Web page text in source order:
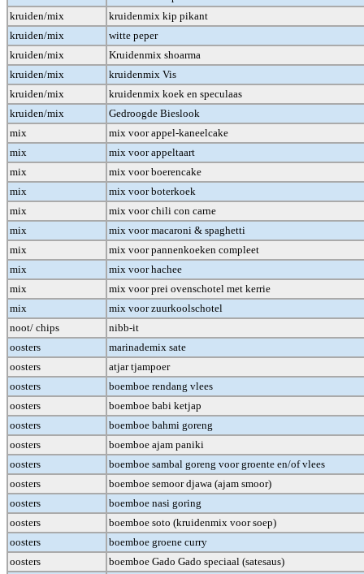
kruiden/mix
kruidenmix kip pikant
kruiden/mix
witte peper
kruiden/mix
Kruidenmix shoarma
kruiden/mix
kruidenmix Vis
kruiden/mix
kruidenmix koek en speculaas
kruiden/mix
Gedroogde Bieslook
mix
mix voor appel-kaneelcake
mix
mix voor appeltaart
mix
mix voor boerencake
mix
mix voor boterkoek
mix
mix voor chili con carne
mix
mix voor macaroni & spaghetti
mix
mix voor pannenkoeken compleet
mix
mix voor hachee
mix
mix voor prei ovenschotel met kerrie
mix
mix voor zuurkoolschotel
noot/ chips
nibb-it
oosters
marinademix sate
oosters
atjar tjampoer
oosters
boemboe rendang vlees
oosters
boemboe babi ketjap
oosters
boemboe bahmi goreng
oosters
boemboe ajam paniki
oosters
boemboe sambal goreng voor groente en/of vlees
oosters
boemboe semoor djawa (ajam smoor)
oosters
boemboe nasi goring
oosters
boemboe soto (kruidenmix voor soep)
oosters
boemboe groene curry
oosters
boemboe Gado Gado speciaal (satesaus)